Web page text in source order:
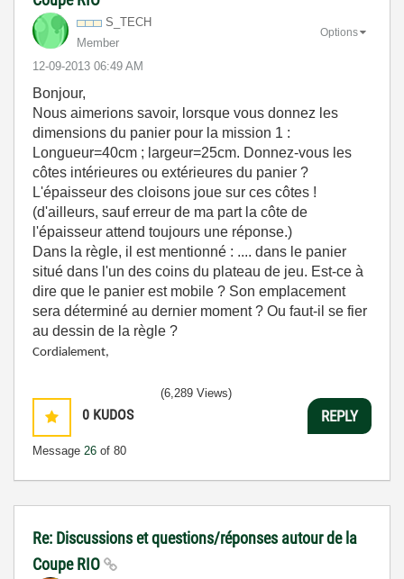
S_TECH
Member
‎12-09-2013 06:49 AM
Options
Bonjour,
Nous aimerions savoir, lorsque vous donnez les
dimensions du panier pour la mission 1 :
Longueur=40cm ; largeur=25cm. Donnez-vous les
côtes intérieures ou extérieures du panier ?
L'épaisseur des cloisons joue sur ces côtes !
(d'ailleurs, sauf erreur de ma part la côte de
l'épaisseur attend toujours une réponse.)
Dans la règle, il est mentionné : .... dans le panier
situé dans l'un des coins du plateau de jeu. Est-ce à
dire que le panier est mobile ? Son emplacement
sera déterminé au dernier moment ? Ou faut-il se fier
au dessin de la règle ?
Cordialement,
0 KUDOS
Message 26 of 80
(6,289 Views)
REPLY
Re: Discussions et questions/réponses autour de la
Coupe RIO